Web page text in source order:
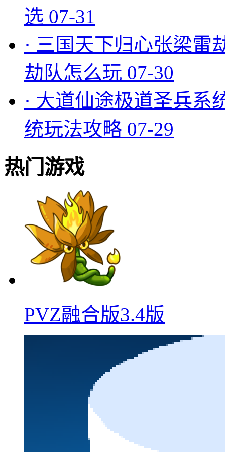
选 07-31
· 三国天下归心张梁雷
劫队怎么玩 07-30
· 大道仙途极道圣兵系
统玩法攻略 07-29
热门游戏
PVZ融合版3.4版